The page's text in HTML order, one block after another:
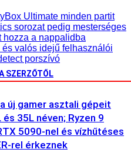
Ultimate minden partit
sorozat pedig mesterséges
hozza a nappalidba
és valós idejű felhasználói
porszívó
SZERZŐTŐL
új gamer asztali gépeit
és 35L néven; Ryzen 9
5090-nel és vízhűtéses
rel érkeznek